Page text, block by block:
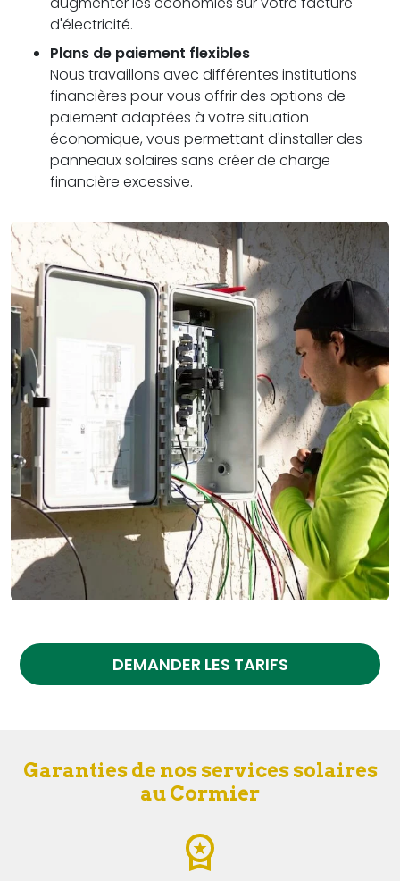
d'électricité.
Plans de paiement flexibles
Nous travaillons avec différentes institutions
financières pour vous offrir des options de
paiement adaptées à votre situation
économique, vous permettant d'installer des
panneaux solaires sans créer de charge
financière excessive.
DEMANDER LES TARIFS
Garanties de nos services solaires
au Cormier